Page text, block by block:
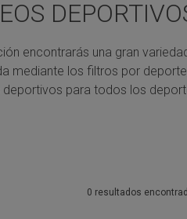
encontrarás una gran
mediante los filtros por
deportivos para todos los
0 resultados